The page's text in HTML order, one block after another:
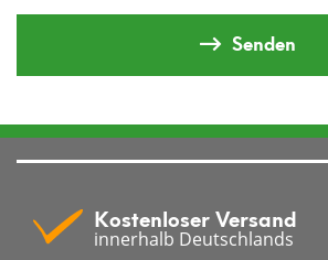
Senden
Kostenloser Versand
innerhalb Deutschlands